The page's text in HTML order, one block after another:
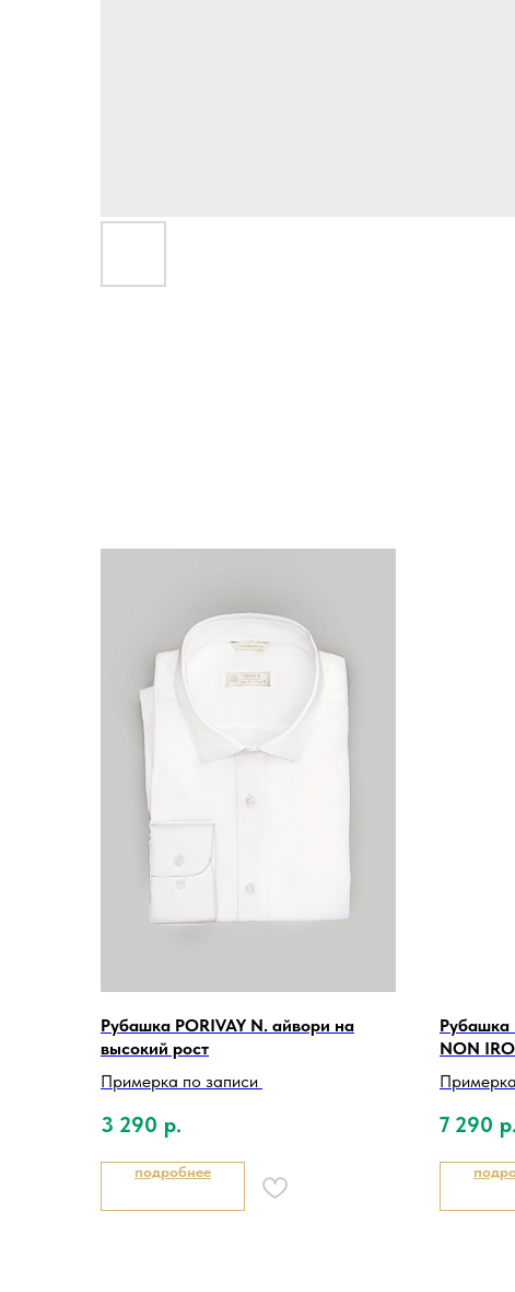
Рубашка PORIVAY N. айвори на
высокий рост
Примерка по записи
3 290 р.
подробнее
Рубашка
NON
7 290 р.